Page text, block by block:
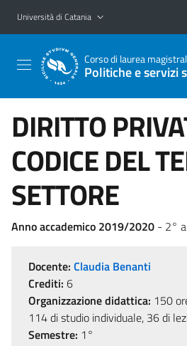
Vai al contenuto principale
Vai al menu di navigazione
Università di Catania
Corso di laurea
Politiche e servizi
DIRITTO
CODICE DEL
SETTORE
Anno accademico 2019/2020 - 2°
Docente: Claudia Benanti
Crediti: 6
Organizzazione didattica: 150
114 di studio individuale, 36 di
Semestre: 1°